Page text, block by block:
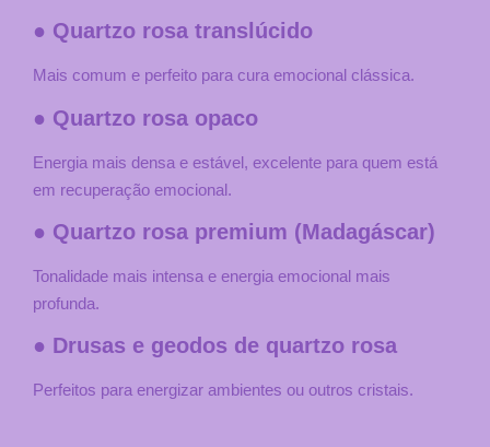
● Quartzo rosa translúcido
Mais comum e perfeito para cura emocional clássica.
● Quartzo rosa opaco
Energia mais densa e estável, excelente para quem está
em recuperação emocional.
● Quartzo rosa premium (Madagáscar)
Tonalidade mais intensa e energia emocional mais
profunda.
● Drusas e geodos de quartzo rosa
Perfeitos para energizar ambientes ou outros cristais.